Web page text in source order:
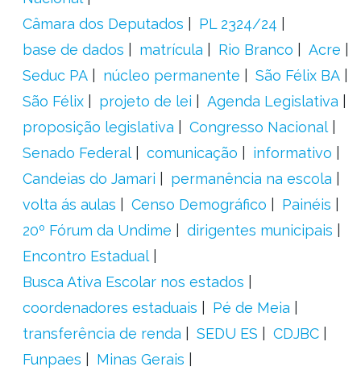
Câmara dos Deputados
PL 2324/24
base de dados
matrícula Rio Branco
Acre
Seduc PA
núcleo permanente
São Félix BA
São Félix
projeto de lei
Agenda Legislativa
proposição legislativa
Congresso Nacional
Senado Federal
comunicação
informativo
Candeias do Jamari
permanência na escola
volta ás aulas
Censo Demográfico
Painéis
20º Fórum da Undime
dirigentes municipais
Encontro Estadual
Busca Ativa Escolar nos estados
coordenadores estaduais
Pé de Meia
transferência de renda
SEDU ES
CDJBC
Funpaes
Minas Gerais